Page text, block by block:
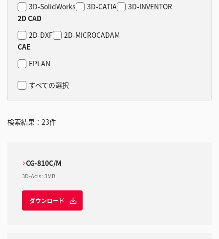
3D-SolidWorks
3D-CATIA
3D-INVENTOR
2D CAD
2D-DXF
2D-MICROCADAM
CAE
EPLAN
すべての選択
検索結果： 23件
CG-810C/M
3D-Acis:3MB
ダウンロード